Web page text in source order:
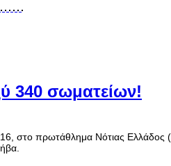
340 σωματείων!
στο πρωτάθλημα Νότιας Ελλάδος